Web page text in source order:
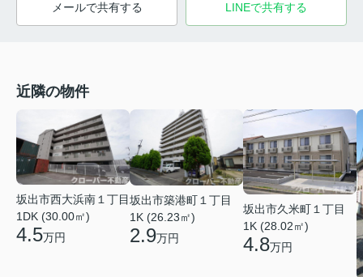
メールで共有する LINEで共有する
近隣の物件
坂出市西大浜南１丁目
1DK (30.00㎡)
4.5万円
坂出市築港町１丁目
1K (26.23㎡)
2.9万円
坂出市久米町１丁目
1K (28.02㎡)
4.8万円